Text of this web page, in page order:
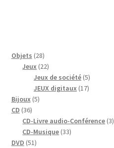
Objets 2828
produits
Jeux 2222
produits
Jeux de société 55
produits
JEUX digitaux 1717
Bijoux 55
CD 3636
produits
CD-Livre audio-Conférence 33
CD-Musique 3333
DVD 5151